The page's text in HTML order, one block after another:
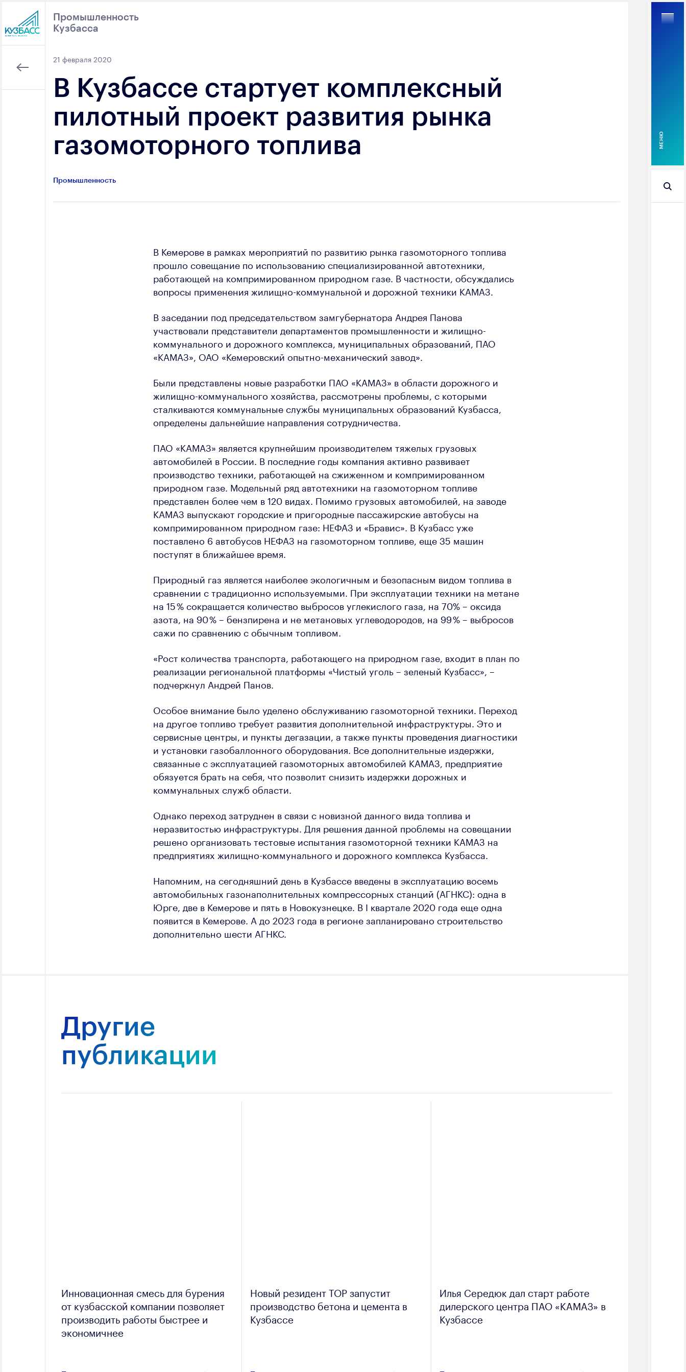
Промышленность
Кузбасса
MEНЮ
21 февраля 2020
В Кузбассе стартует комплексный
пилотный проект развития рынка
газомоторного топлива
Промышленность
В Кемерове в рамках мероприятий по развитию рынка газомоторного топлива
прошло совещание по использованию специализированной автотехники,
работающей на компримированном природном газе. В частности, обсуждались
вопросы применения жилищно-коммунальной и дорожной техники КАМАЗ.
В заседании под председательством замгубернатора Андрея Панова
участвовали представители департаментов промышленности и жилищно-
коммунального и дорожного комплекса, муниципальных образований, ПАО
«КАМАЗ», ОАО «Кемеровский опытно-механический завод».
Были представлены новые разработки ПАО «КАМАЗ» в области дорожного и
жилищно-коммунального хозяйства, рассмотрены проблемы, с которыми
сталкиваются коммунальные службы муниципальных образований Кузбасса,
определены дальнейшие направления сотрудничества.
ПАО «КАМАЗ» является крупнейшим производителем тяжелых грузовых
автомобилей в России. В последние годы компания активно развивает
производство техники, работающей на сжиженном и компримированном
природном газе. Модельный ряд автотехники на газомоторном топливе
представлен более чем в 120 видах. Помимо грузовых автомобилей, на заводе
КАМАЗ выпускают городские и пригородные пассажирские автобусы на
компримированном природном газе: НЕФАЗ и «Бравис». В Кузбасс уже
поставлено 6 автобусов НЕФАЗ на газомоторном топливе, еще 35 машин
поступят в ближайшее время.
Природный газ является наиболее экологичным и безопасным видом топлива в
сравнении с традиционно используемыми. При эксплуатации техники на метане
на 15 % сокращается количество выбросов углекислого газа, на 70% – оксида
азота, на 90 % – бензпирена и не метановых углеводородов, на 99 % – выбросов
сажи по сравнению с обычным топливом.
«Рост количества транспорта, работающего на природном газе, входит в план по
реализации региональной платформы «Чистый уголь – зеленый Кузбасс», –
подчеркнул Андрей Панов.
Особое внимание было уделено обслуживанию газомоторной техники. Переход
на другое топливо требует развития дополнительной инфраструктуры. Это и
сервисные центры, и пункты дегазации, а также пункты проведения диагностики
и установки газобаллонного оборудования. Все дополнительные издержки,
связанные с эксплуатацией газомоторных автомобилей КАМАЗ, предприятие
обязуется брать на себя, что позволит снизить издержки дорожных и
коммунальных служб области.
Однако переход затруднен в связи с новизной данного вида топлива и
неразвитостью инфраструктуры. Для решения данной проблемы на совещании
решено организовать тестовые испытания газомоторной техники КАМАЗ на
предприятиях жилищно-коммунального и дорожного комплекса Кузбасса.
Напомним, на сегодняшний день в Кузбассе введены в эксплуатацию восемь
автомобильных газонаполнительных компрессорных станций (АГНКС): одна в
Юрге, две в Кемерове и пять в Новокузнецке. В I квартале 2020 года еще одна
появится в Кемерове. А до 2023 года в регионе запланировано строительство
дополнительно шести АГНКС.
Другие
публикации
Инновационная смесь для бурения
от кузбасской компании позволяет
производить работы быстрее и
экономичнее
Новый резидент ТОР запустит
производство бетона и цемента в
Кузбассе
Илья Середюк дал старт работе
дилерского центра ПАО «КАМАЗ» в
Кузбассе